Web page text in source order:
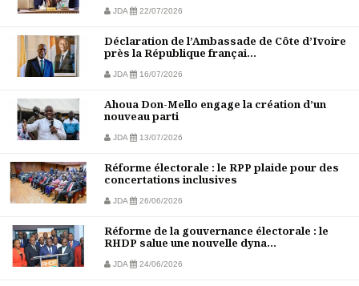
JDA 22/07/2026
Déclaration de l’Ambassade de Côte d’Ivoire
près la République françai...
JDA 16/07/2026
Ahoua Don-Mello engage la création d’un
nouveau parti
JDA 13/07/2026
Réforme électorale : le RPP plaide pour des
concertations inclusives
JDA 26/06/2026
Réforme de la gouvernance électorale : le
RHDP salue une nouvelle dyna...
JDA 24/06/2026